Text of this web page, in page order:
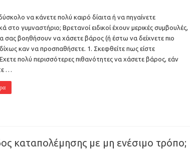
να κάνετε πολύ καιρό δίαιτα ή να πηγαίνετε
στο γυμναστήριο; Βρετανοί ειδικοί έχουν μερικές συμβουλές,
σας βοηθήσουν να χάσετε βάρος (ή έστω να δείχνετε πιο
καν να προσπαθήσετε. 1. Σκεφθείτε πως είστε
πολύ περισσότερες πιθανότητες να χάσετε βάρος, εάν
…
καταπολέμησης με μη ενέσιμο τρόπο;